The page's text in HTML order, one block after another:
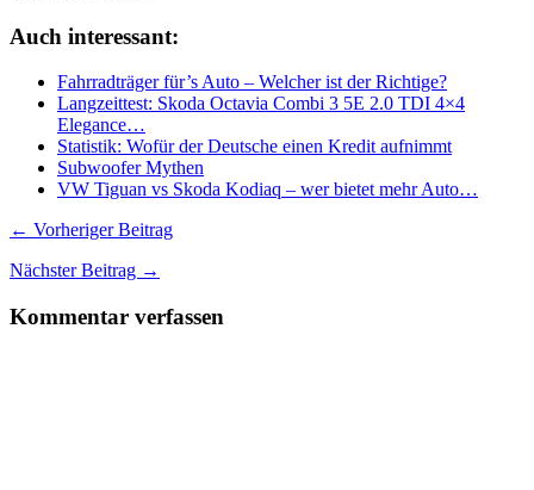
Auch interessant:
Fahrradträger für’s Auto – Welcher ist der Richtige?
Langzeittest: Skoda Octavia Combi 3 5E 2.0 TDI 4×4
Elegance…
Statistik: Wofür der Deutsche einen Kredit aufnimmt
Subwoofer Mythen
VW Tiguan vs Skoda Kodiaq – wer bietet mehr Auto…
← Vorheriger Beitrag
Nächster Beitrag →
Kommentar verfassen